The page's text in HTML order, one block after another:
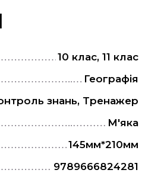
10 клас, 11 клас
Географія
знань, Тренажер
М'яка
145мм*210мм
9789666824281